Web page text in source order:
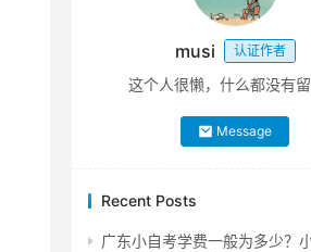
musi 认证作者
这个人很懒，什么都没有
Message
Recent Posts
广东小自考学费一般为多少？